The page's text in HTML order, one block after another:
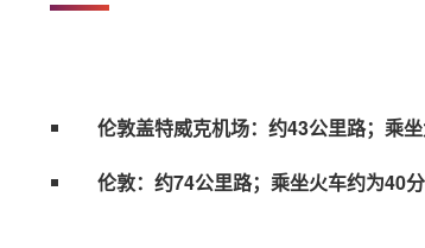
伦敦盖特威克机场：约43公里路；乘
伦敦：约74公里路；乘坐火车约为40